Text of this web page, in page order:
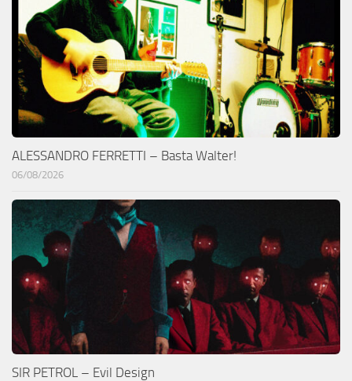
ALESSANDRO FERRETTI – Basta Walter!
06/08/2026
SIR PETROL – Evil Design